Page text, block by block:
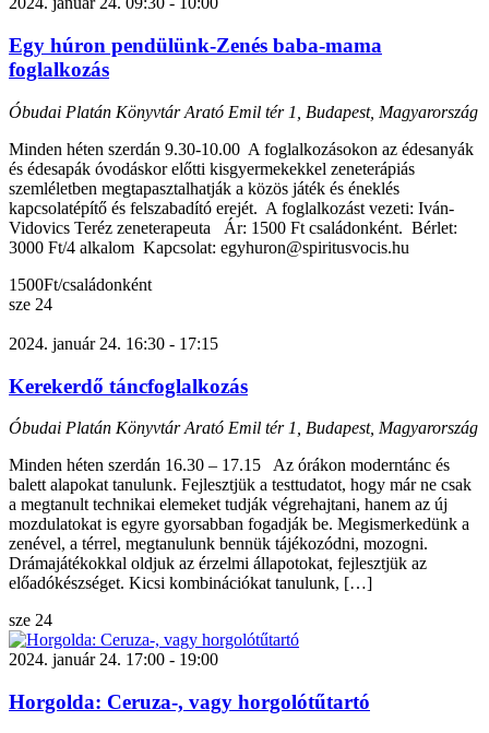
Egy húron pendülünk-Zenés baba-mama
foglalkozás
Óbudai Platán KönyvtárArató Emil tér 1, Budapest, Magyarország
Minden héten szerdán 9.30-10.00 A foglalkozásokon az édesanyák
és édesapák óvodáskor előtti kisgyermekekkel zeneterápiás
szemléletben megtapasztalhatják a közös játék és éneklés
kapcsolatépítő és felszabadító erejét. A foglalkozást vezeti: Iván-
Vidovics Teréz zeneterapeuta Ár: 1500 Ft családonként. Bérlet:
3000 Ft/4 alkalom Kapcsolat: egyhuron@spiritusvocis.hu
1500Ft/családonként
sze 24
2024. január 24. 16:30 - 17:15
Kerekerdő táncfoglalkozás
Óbudai Platán KönyvtárArató Emil tér 1, Budapest, Magyarország
Minden héten szerdán 16.30 – 17.15 Az órákon moderntánc és
balett alapokat tanulunk. Fejlesztjük a testtudatot, hogy már ne csak
a megtanult technikai elemeket tudják végrehajtani, hanem az új
mozdulatokat is egyre gyorsabban fogadják be. Megismerkedünk a
zenével, a térrel, megtanulunk bennük tájékozódni, mozogni.
Drámajátékokkal oldjuk az érzelmi állapotokat, fejlesztjük az
előadókészséget. Kicsi kombinációkat tanulunk, […]
sze 24
2024. január 24. 17:00 - 19:00
Horgolda: Ceruza-, vagy horgolótűtartó